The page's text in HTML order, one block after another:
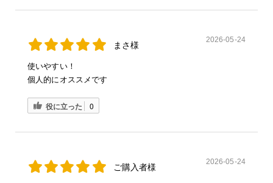
まさ様
2026-05-24
使いやすい！
個人的にオススメです
役に立った 0
ご購入者様
2026-05-24